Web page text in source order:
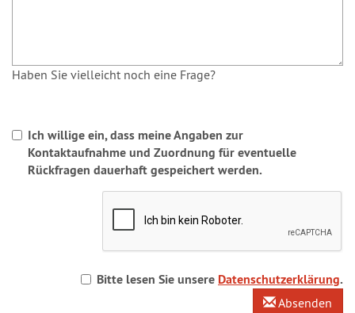
Haben Sie vielleicht noch eine Frage?
Ich willige ein, dass meine Angaben zur
Kontaktaufnahme und Zuordnung für eventuelle
Rückfragen dauerhaft gespeichert werden.
Bitte lesen Sie unsere Datenschutzerklärung.
Absenden